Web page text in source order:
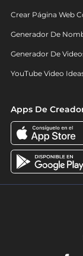
Crear Página Web
Generador De
Generador De
YouTube Video
Apps De